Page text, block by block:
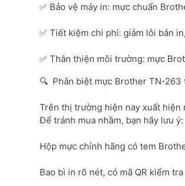
✅ Bảo vệ máy in: mực chuẩn
✅ Tiết kiệm chi phí: giảm lỗi bản
✅ Thân thiện môi trường: mực
🔍 Phân biệt mực Brother TN-263
Trên thị trường hiện nay xuất
Để tránh mua nhầm, bạn hãy lưu ý:
Hộp mực chính hãng có tem
Bao bì in rõ nét, có mã QR kiểm